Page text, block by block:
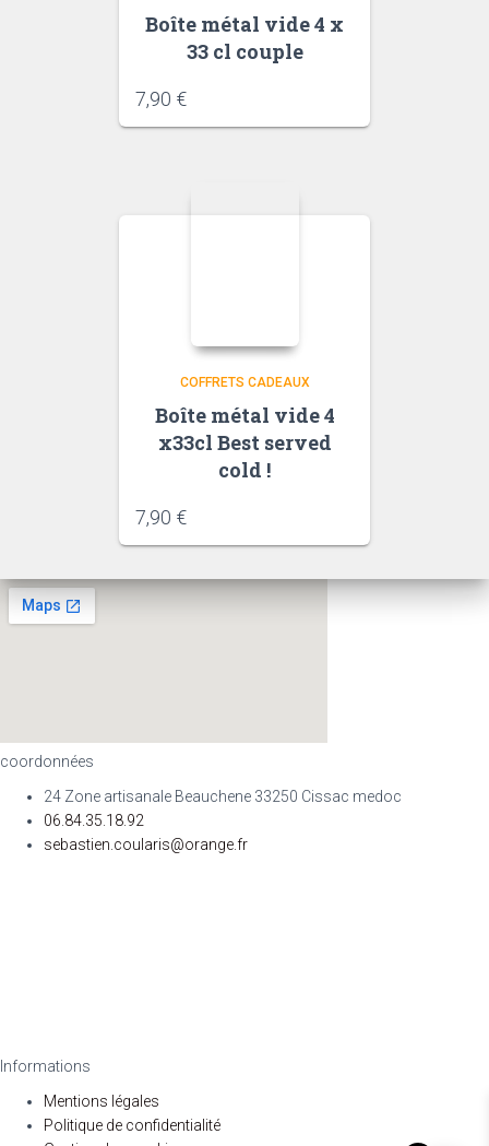
Boîte métal vide 4 x
33 cl couple
7,90 €
COFFRETS CADEAUX
Boîte métal vide 4
x33cl Best served
cold !
7,90 €
coordonnées
24 Zone artisanale Beauchene 33250 Cissac medoc
06.84.35.18.92
sebastien.coularis@orange.fr
Informations
Mentions légales
Politique de confidentialité